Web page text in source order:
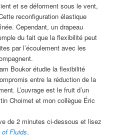
et se déforment sous le vent,
reconfiguration élastique
Cependant, un drapeau
du fait que la flexibilité peut
par l’écoulement avec les
Boukor étudie la flexibilité
entre la réduction de la
L’ouvrage est le fruit d’un
Choimet et mon collègue Éric
de 2 minutes ci-dessous et lisez
Fluids.